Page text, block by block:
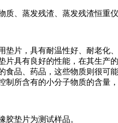
质、蒸发残渣、蒸发残渣恒重
垫片，具有耐温性好、耐老化
片具有良好的性能，在其生产
食品、药品，这些物质则很可
制所含有的小分子物质的含量
胶垫片为测试样品。